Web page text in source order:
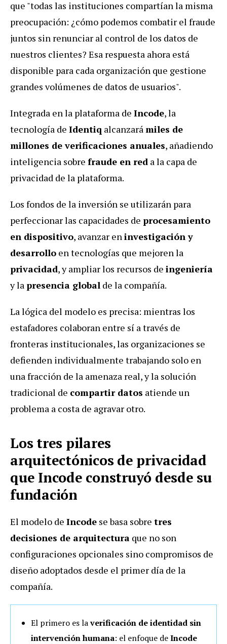
que "todas las instituciones compartían la misma
preocupación: ¿cómo podemos combatir el fraude
juntos sin renunciar al control de los datos de
nuestros clientes? Esa respuesta ahora está
disponible para cada organización que gestione
grandes volúmenes de datos de usuarios".
Integrada en la plataforma de Incode, la
tecnología de Identiq alcanzarámiles de
millones de verificaciones anuales, añadiendo
inteligencia sobre fraude en red a la capa de
privacidad de la plataforma.
Los fondos de la inversión se utilizarán para
perfeccionar las capacidades de procesamiento
en dispositivo, avanzar eninvestigación y
desarrollo en tecnologías que mejoren la
privacidad, y ampliar los recursos de ingeniería
y lapresencia global de la compañía.
La lógica del modelo es precisa: mientras los
estafadores colaboran entre sí a través de
fronteras institucionales, las organizaciones se
defienden individualmente trabajando solo en
una fracción de la amenaza real, y la solución
tradicional de compartir datos atiende un
problema a costa de agravar otro.
Los tres pilares
arquitectónicos de privacidad
que Incode construyó desde su
fundación
El modelo de Incode se basa sobre tres
decisiones de arquitectura que no son
configuraciones opcionales sino compromisos de
diseño adoptados desde el primer día de la
compañía.
El primero es laverificación de identidad sin
intervención humana: el enfoque deIncode